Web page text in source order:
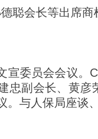
聪会长等出席
宣委员会会议。
忠副会长、黄彦
。与人保局座谈